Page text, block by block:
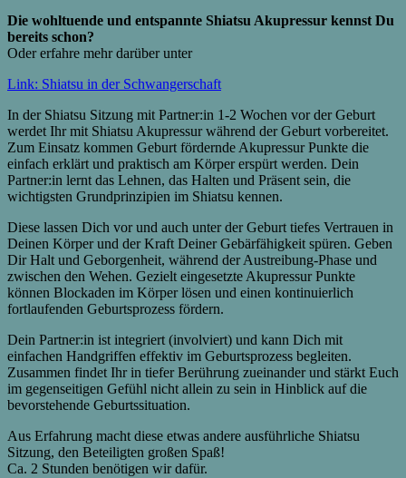
Die wohltuende und entspannte Shiatsu Akupressur kennst Du
bereits schon?
Oder erfahre mehr darüber unter
Link: Shiatsu in der Schwangerschaft
In der Shiatsu Sitzung mit Partner:in 1-2 Wochen vor der Geburt
werdet Ihr mit Shiatsu Akupressur während der Geburt vorbereitet.
Zum Einsatz kommen Geburt fördernde Akupressur Punkte die
einfach erklärt und praktisch am Körper erspürt werden. Dein
Partner:in lernt das Lehnen, das Halten und Präsent sein, die
wichtigsten Grundprinzipien im Shiatsu kennen.
Diese lassen Dich vor und auch unter der Geburt tiefes Vertrauen in
Deinen Körper und der Kraft Deiner Gebärfähigkeit spüren. Geben
Dir Halt und Geborgenheit, während der Austreibung-Phase und
zwischen den Wehen. Gezielt eingesetzte Akupressur Punkte
können Blockaden im Körper lösen und einen kontinuierlich
fortlaufenden Geburtsprozess fördern.
Dein Partner:in ist integriert (involviert) und kann Dich mit
einfachen Handgriffen effektiv im Geburtsprozess begleiten.
Zusammen findet Ihr in tiefer Berührung zueinander und stärkt Euch
im gegenseitigen Gefühl nicht allein zu sein in Hinblick auf die
bevorstehende Geburtssituation.
Aus Erfahrung macht diese etwas andere ausführliche Shiatsu
Sitzung, den Beteiligten großen Spaß!
Ca. 2 Stunden benötigen wir dafür.